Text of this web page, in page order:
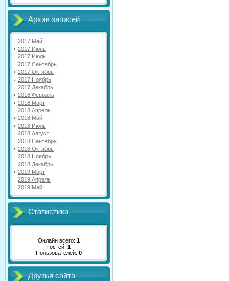
Архив записей
2017 Май
2017 Июнь
2017 Июль
2017 Сентябрь
2017 Октябрь
2017 Ноябрь
2017 Декабрь
2018 Февраль
2018 Март
2018 Апрель
2018 Май
2018 Июль
2018 Август
2018 Сентябрь
2018 Октябрь
2018 Ноябрь
2018 Декабрь
2019 Март
2019 Апрель
2019 Май
Статистика
Онлайн всего: 1
Гостей: 1
Пользователей: 0
Друзья сайта